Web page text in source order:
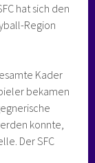
hat sich den
Region
Kader
bekamen
konnte,
Der SFC